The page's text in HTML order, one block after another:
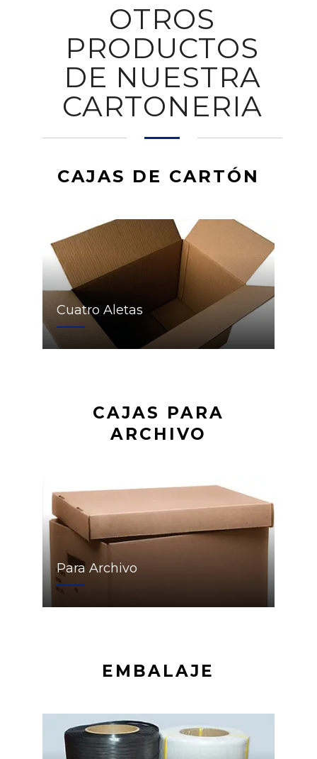
OTROS
PRODUCTOS
DE NUESTRA
CARTONERIA
CAJAS DE CARTÓN
Cuatro Aletas
CAJAS PARA
ARCHIVO
Para Archivo
EMBALAJE